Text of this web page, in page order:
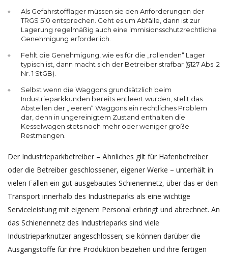
Als Gefahrstofflager müssen sie den Anforderungen der
TRGS 510 entsprechen. Geht es um Abfälle, dann ist zur
Lagerung regelmäßig auch eine immisionsschutzrechtliche
Genehmigung erforderlich.
Fehlt die Genehmigung, wie es für die „rollenden“ Lager
typisch ist, dann macht sich der Betreiber strafbar (§127 Abs. 2
Nr. 1 StGB).
Selbst wenn die Waggons grundsätzlich beim
Industrieparkkunden bereits entleert wurden, stellt das
Abstellen der „leeren“ Waggons ein rechtliches Problem
dar, denn in ungereinigtem Zustand enthalten die
Kesselwagen stets noch mehr oder weniger große
Restmengen.
Der Industrieparkbetreiber – Ähnliches gilt für Hafenbetreiber
oder die Betreiber geschlossener, eigener Werke – unterhält in
vielen Fällen ein gut ausgebautes Schienennetz, über das er den
Transport innerhalb des Industrieparks als eine wichtige
Serviceleistung mit eigenem Personal erbringt und abrechnet. An
das Schienennetz des Industrieparks sind viele
Industrieparknutzer angeschlossen; sie können darüber die
Ausgangstoffe für ihre Produktion beziehen und ihre fertigen